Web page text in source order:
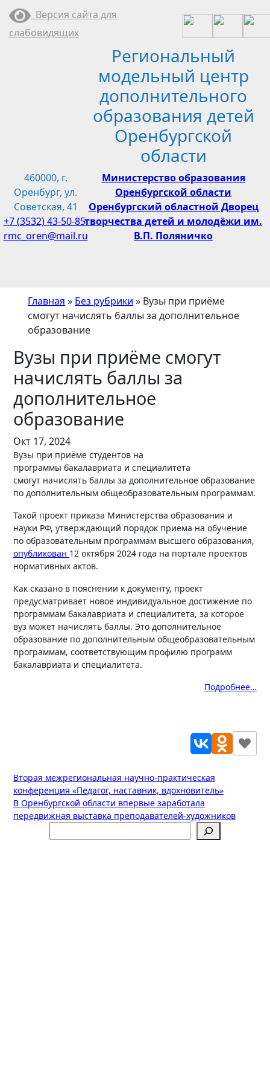
Перейти
содержимому
Версия сайта для
слабовидящих
Региональный
модельный центр
дополнительного
образования детей
Оренбургской
области
460000, г.
Оренбург, ул.
Советская, 41
+7 (3532) 43-50-85
rmc_oren@mail.ru
Министерство образования
Оренбургской области
Оренбургский областной Дворец
творчества детей и молодёжи им.
В.П. Поляничко
Главная » Без рубрики » Вузы при приёме
смогут начислять баллы за дополнительное
образование
Вузы при приёме смогут
начислять баллы за
дополнительное
образование
Окт 17, 2024
Вузы при приёме студентов на
программы бакалавриата и специалитета
смогут начислять баллы за дополнительное образование
по дополнительным общеобразовательным программам.
Такой проект приказа Министерства образования и
науки РФ, утверждающий порядок приёма на обучение
по образовательным программам высшего образования,
опубликован 12 октября 2024 года на портале проектов
нормативных актов.
Как сказано в пояснении к документу, проект
предусматривает новое индивидуальное достижение по
программам бакалавриата и специалитета, за которое
вуз может начислять баллы. Это дополнительное
образование по дополнительным общеобразовательным
программам, соответствующим профилю программ
бакалавриата и специалитета.
Подробнее…
Навигация
по
записям
Вторая межрегиональная научно-практическая
конференция «Педагог, наставник, вдохновитель»
В Оренбургской области впервые заработала
передвижная выставка преподавателей-художников